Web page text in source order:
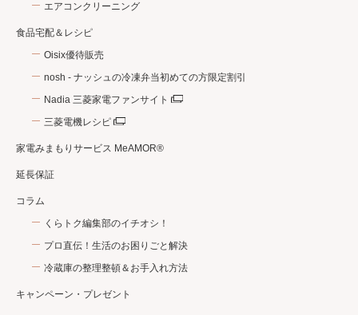
エアコンクリーニング
食品宅配＆レシピ
Oisix優待販売
nosh - ナッシュの冷凍弁当初めての方限定割引
Nadia 三菱家電ファンサイト
三菱電機レシピ
家電みまもりサービス MeAMOR®
延長保証
コラム
くらトク編集部のイチオシ！
プロ直伝！生活のお困りごと解決
冷蔵庫の整理整頓＆お手入れ方法
キャンペーン・プレゼント